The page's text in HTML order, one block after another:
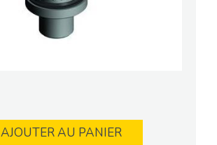
AJOUTER AU PANIER